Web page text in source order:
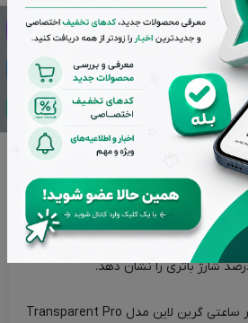
را از حمل کابل شارژ اضافه بی نیاز می
این محصول دارای دو پورت خروجی USB با توان 22.5 وات و یک پورت
Type-C با توان 20 وات می باشد و از قابلیت شارژ سریع QC و PD
جنس بدنه این پاوربانک از مواد درجه یک پلاستیک PC و ABS ساخته
شده که بسیار مقاوم و ضد ضربه بوده و یک نشانگر LED بر روی
شارژ باتری را نشان دهد.
پاوربانک 10000 میلی آمپر ساعتی گرین لاین مدل Transparent Pro